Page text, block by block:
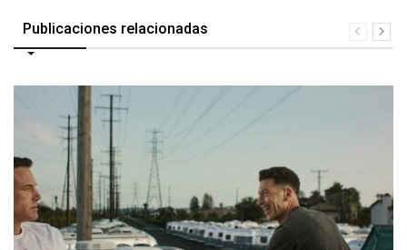
Publicaciones relacionadas